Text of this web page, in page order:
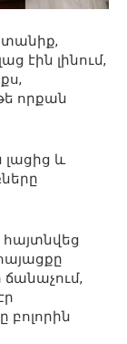
էին լինում,
որքան
լացից և
ճանաչում,
բոլորին